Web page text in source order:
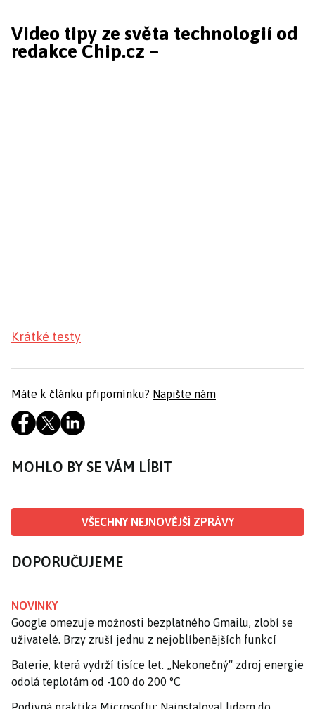
Video tipy ze světa technologií od
redakce Chip.cz –
Krátké testy
Máte k článku připomínku? Napište nám
MOHLO BY SE VÁM LÍBIT
VŠECHNY NEJNOVĚJŠÍ ZPRÁVY
DOPORUČUJEME
NOVINKY
Google omezuje možnosti bezplatného Gmailu, zlobí se
uživatelé. Brzy zruší jednu z nejoblíbenějších funkcí
Baterie, která vydrží tisíce let. „Nekonečný“ zdroj energie
odolá teplotám od -100 do 200 °C